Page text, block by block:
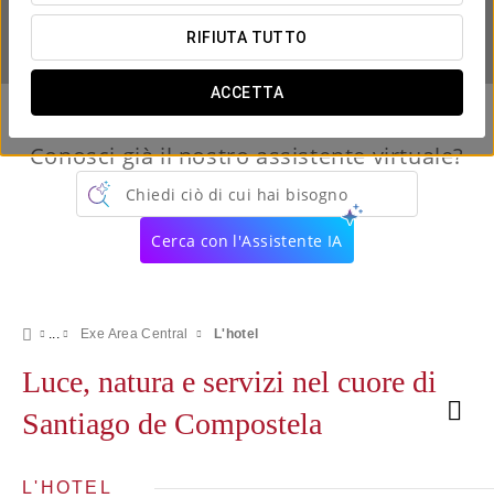
RIFIUTA TUTTO
ACCETTA
QUANDO VUOI ANDARE?
Conosci già il nostro assistente virtuale?
Chiedi ciò di cui hai bisogno
Cerca con l'Assistente IA
Exe Area Central L'hotel
Luce, natura e servizi nel cuore di
Santiago de Compostela
L'HOTEL